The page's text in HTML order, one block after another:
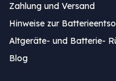
Zahlung und Versand
Hinweise zur
Altgeräte- und Batterie-
Blog